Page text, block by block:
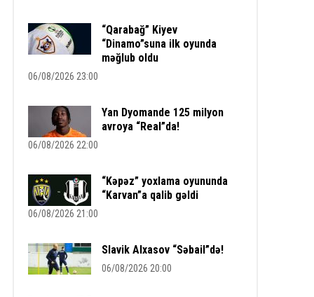
“Qarabağ” Kiyev
“Dinamo”suna ilk oyunda
məğlub oldu
06/08/2026 23:00
Yan Dyomande 125 milyon
avroya “Real”da!
06/08/2026 22:00
“Kəpəz” yoxlama oyununda
“Karvan”a qalib gəldi
06/08/2026 21:00
Slavik Alxasov “Səbail”də!
06/08/2026 20:00